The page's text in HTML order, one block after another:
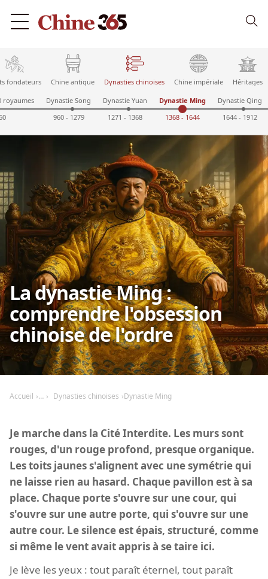
fondateurs Chine antique Dynasties chinoises Chine impériale Héritages
royaumes
Dynastie Song
960 - 1279
Dynastie Yuan
1271 - 1368
Dynastie Ming
1368 - 1644
Dynastie Qing
1644 - 1912
La dynastie Ming :
comprendre l'obsession
chinoise de l'ordre
Accueil Dynasties chinoises Dynastie Ming
Je marche dans la Cité Interdite. Les murs sont
rouges, d'un rouge profond, presque organique.
Les toits jaunes s'alignent avec une symétrie qui
ne laisse rien au hasard. Chaque pavillon est à sa
place. Chaque porte s'ouvre sur une cour, qui
s'ouvre sur une autre porte, qui s'ouvre sur une
autre cour. Le silence est épais, structuré, comme
si même le vent avait appris à se taire ici.
Je lève les yeux : tout paraît éternel, tout paraît